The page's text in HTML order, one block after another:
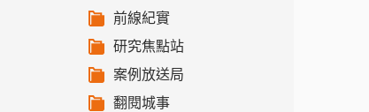
前線紀實
研究焦點站
案例放送局
翻閱城事